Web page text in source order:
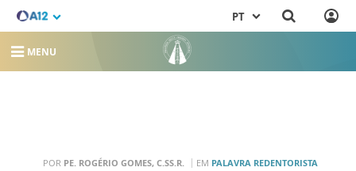
PT
MENU
POR PE. ROGÉRIO GOMES, C.SS.R. EM PALAVRA REDENTORISTA